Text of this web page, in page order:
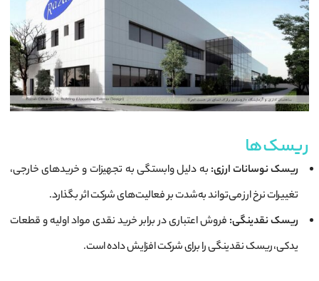
ریسک‌ها
ریسک نوسانات ارزی: به دلیل وابستگی به تجهیزات و خریدهای خارجی،
تغییرات نرخ ارز می‌تواند به‌شدت بر فعالیت‌های شرکت اثر بگذارد.
ریسک نقدینگی: فروش اعتباری در برابر خرید نقدی مواد اولیه و قطعات
یدکی، ریسک نقدینگی را برای شرکت افزایش داده است.